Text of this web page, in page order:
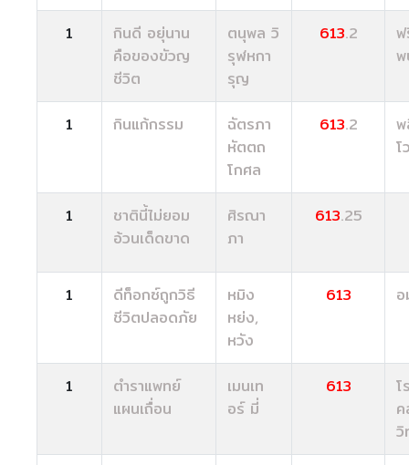
1
กินดี อยุ่นาน
คือของขัวญ
ชีวิต
ตนุพล วิ
รุฬหกา
รุญ
613.2
ฟ
1 กินแก้กรรม
ฉัตรภา
หัตตถ
โกศล
613.2
โ
1
ชาตินี้ไม่ยอม
อ้วนเด็ดขาด
ศิรณา
ภา
613.25
1
ดีท็อกซ์ถูกวิธี
ชีวิตปลอดภัย
หมิง
หย่ง,
หวัง
613
1
ตำราแพทย์
แผนเถื่อน
เมนเท
อร์ มี่
613
โ
วิ